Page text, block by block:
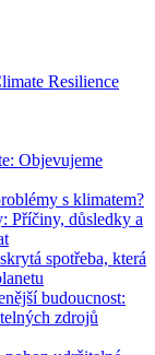
Resilience
Objevujeme
s klimatem?
Příčiny, důsledky a
spotřeba, která
budoucnost:
zdrojů